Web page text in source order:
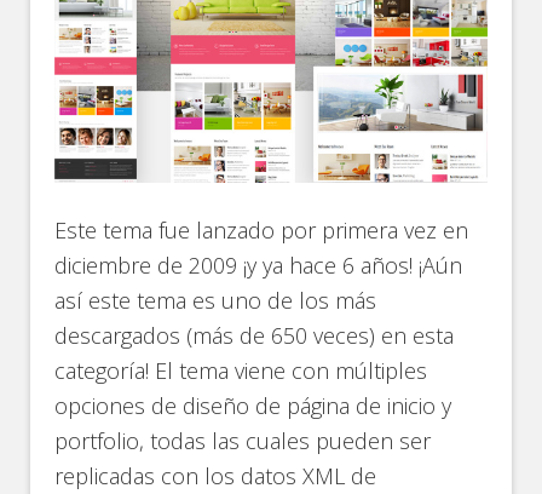
Este tema fue lanzado por primera vez en
diciembre de 2009 ¡y ya hace 6 años! ¡Aún
así este tema es uno de los más
descargados (más de 650 veces) en esta
categoría! El tema viene con múltiples
opciones de diseño de página de inicio y
portfolio, todas las cuales pueden ser
replicadas con los datos XML de